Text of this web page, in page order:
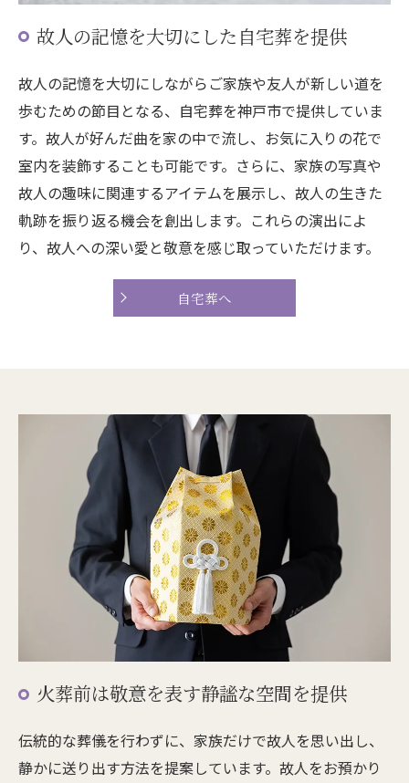
故人の記憶を大切にした自宅葬を提供
故人の記憶を大切にしながらご家族や友人が新しい道を
歩むための節目となる、自宅葬を神戸市で提供していま
す。故人が好んだ曲を家の中で流し、お気に入りの花で
室内を装飾することも可能です。さらに、家族の写真や
故人の趣味に関連するアイテムを展示し、故人の生きた
軌跡を振り返る機会を創出します。これらの演出によ
り、故人への深い愛と敬意を感じ取っていただけます。
自宅葬へ
火葬前は敬意を表す静謐な空間を提供
伝統的な葬儀を行わずに、家族だけで故人を思い出し、
静かに送り出す方法を提案しています。故人をお預かり